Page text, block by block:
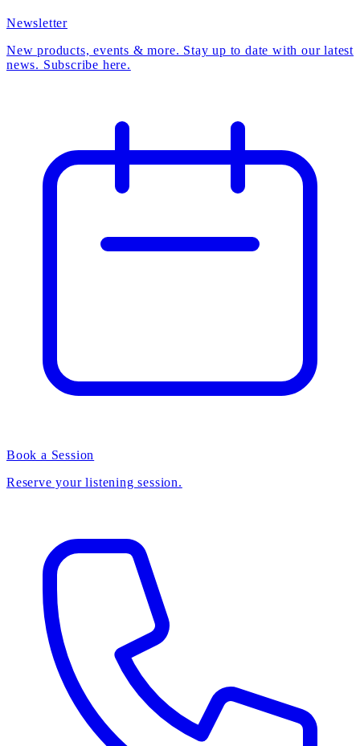
Newsletter
New products, events & more. Stay up to date with our latest
news. Subscribe here.
Book a Session
Reserve your listening session.